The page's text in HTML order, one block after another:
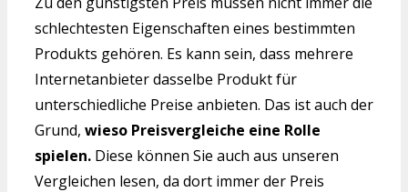
schlechtesten Eigenschaften eines bestimmten
Produkts gehören. Es kann sein, dass mehrere
Internetanbieter dasselbe Produkt für
unterschiedliche Preise anbieten. Das ist auch der
Grund, wieso Preisvergleiche eine Rolle
spielen. Diese können Sie auch aus unseren
Vergleichen lesen, da dort immer der Preis